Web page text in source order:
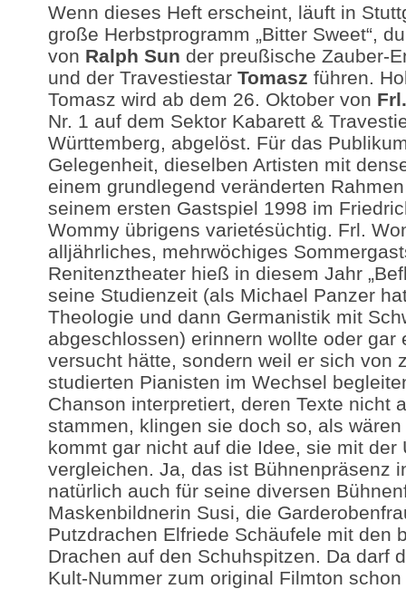
Wenn dieses Heft erscheint, läuft in
große Herbstprogramm „Bitter Sweet“,
von Ralph Sun der preußische Zauber-
und der Travestiestar Tomasz führen.
Tomasz wird ab dem 26. Oktober von
Nr. 1 auf dem Sektor Kabarett &
Württemberg, abgelöst. Für das
Gelegenheit, dieselben Artisten mit
einem grundlegend veränderten
seinem ersten Gastspiel 1998 im
Wommy übrigens varietésüchtig. Frl.
alljährliches, mehrwöchiges
Renitenztheater hieß in diesem Jahr
seine Studienzeit (als Michael Panzer
Theologie und dann Germanistik mit
abgeschlossen) erinnern wollte oder gar
versucht hätte, sondern weil er sich von
studierten Pianisten im Wechsel
Chanson interpretiert, deren Texte nicht
stammen, klingen sie doch so, als
kommt gar nicht auf die Idee, sie mit der
vergleichen. Ja, das ist Bühnenpräsenz
natürlich auch für seine diversen
Maskenbildnerin Susi, die
Putzdrachen Elfriede Schäufele mit den
Drachen auf den Schuhspitzen. Da darf
Kult-Nummer zum original Filmton